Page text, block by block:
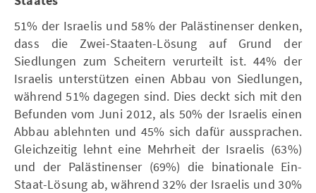
51% der Israelis und 58% der Palästinenser denken,
dass die Zwei-Staaten-Lösung auf Grund der
Siedlungen zum Scheitern verurteilt ist. 44% der
Israelis unterstützen einen Abbau von Siedlungen,
während 51% dagegen sind. Dies deckt sich mit den
Befunden vom Juni 2012, als 50% der Israelis einen
Abbau ablehnten und 45% sich dafür aussprachen.
Gleichzeitig lehnt eine Mehrheit der Israelis (63%)
und der Palästinenser (69%) die binationale Ein-
Staat-Lösung ab, während 32% der Israelis und 30%